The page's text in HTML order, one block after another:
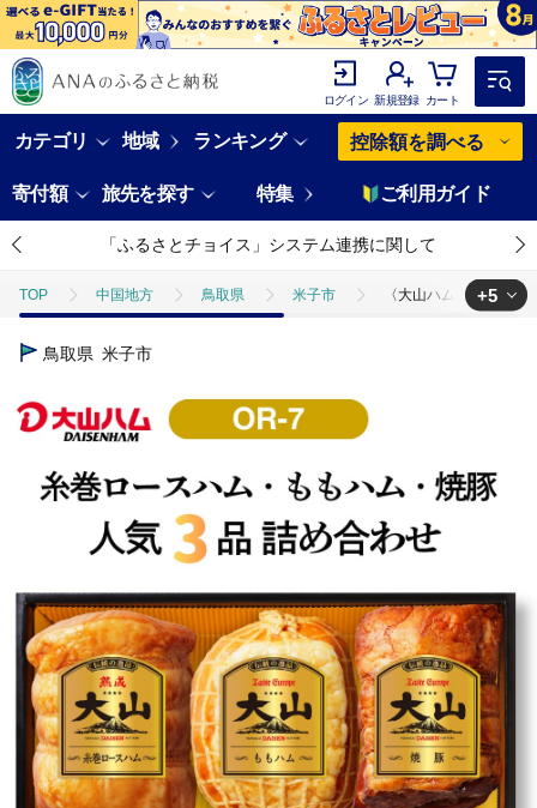
ログイン 新規登録 カート
カテゴリ 地域 ランキング 控除額を調べる
寄付額 旅先を探す 特集 ご利用ガイド
「ふるさとチョイス」システム連携に関して
TOP 中国地方 鳥取県 米子市 〈大山ハム〉ハム・
TOP
TOP 肉 加工肉 〈大山ハム〉ハム・焼豚3品詰め合わせ（
TOP 肉 加工肉 ハム・ソーセージ 〈大山ハム〉ハ
加工食品 〈大山ハム〉ハム・焼豚3品詰め合わせ（OR-7）
+5
鳥取県 米子市